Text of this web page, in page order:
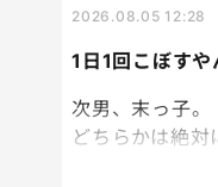
あまりにちゃん
もうそっちの抽
1日1回こぼすや
2026.08.05 12:28
次男、末っ子。
どちらかは絶対